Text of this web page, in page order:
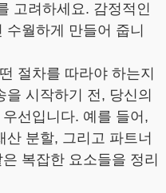
고려하세요. 감정적인
월하게 만들어 줍니
절차를 따라야 하는지
시작하기 전, 당신의
선입니다. 예를 들어,
분할, 그리고 파트너
복잡한 요소들을 정리